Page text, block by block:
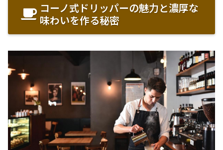
コーノ式ドリッパーの魅力と濃厚な
味わいを作る秘密